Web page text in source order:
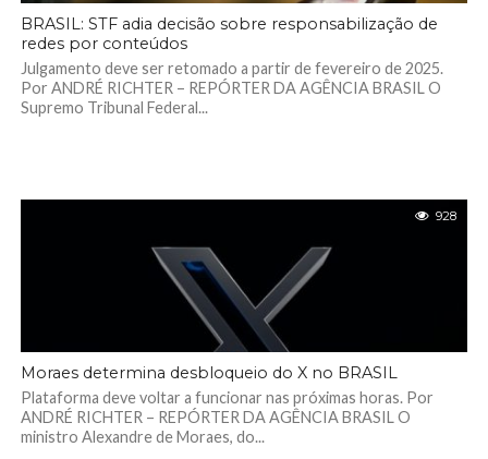
BRASIL: STF adia decisão sobre responsabilização de
redes por conteúdos
Julgamento deve ser retomado a partir de fevereiro de 2025.
Por ANDRÉ RICHTER – REPÓRTER DA AGÊNCIA BRASIL O
Supremo Tribunal Federal...
928
Moraes determina desbloqueio do X no BRASIL
Plataforma deve voltar a funcionar nas próximas horas. Por
ANDRÉ RICHTER – REPÓRTER DA AGÊNCIA BRASIL O
ministro Alexandre de Moraes, do...